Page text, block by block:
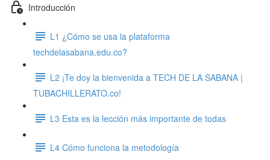
Introducción
L1 ¿Cómo se usa la plataforma
techdelasabana.edu.co?
L2 ¡Te doy la bienvenida a TECH DE LA SABANA |
TUBACHILLERATO.co!
L3 Esta es la lección más importante de todas
L4 Cómo funciona la metodología